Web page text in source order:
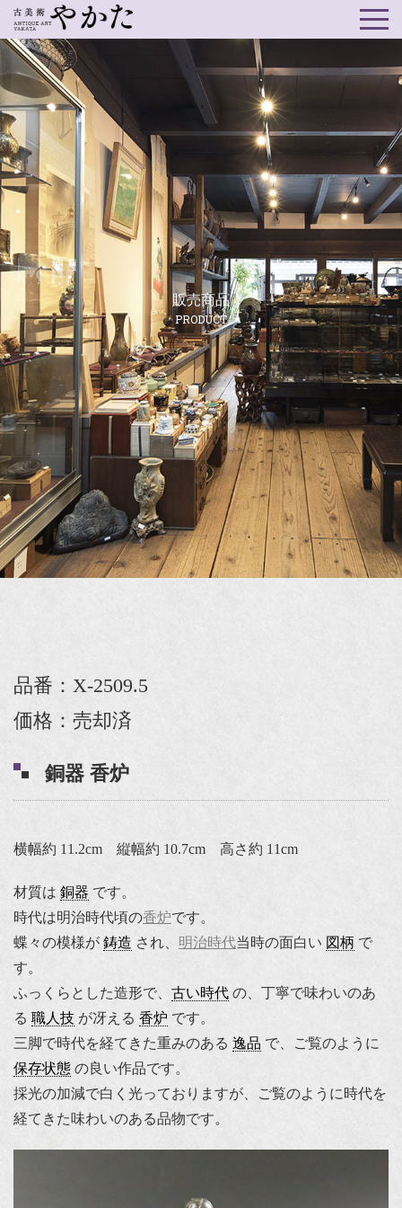
販売商品
PRODUCT
品番：X-2509.5
価格：売却済
銅器 香炉
横幅約 11.2cm 縦幅約 10.7cm 高さ約 11cm
材質は 銅器 です。
時代は明治時代頃の香炉です。
蝶々の模様が 鋳造 され、 明治時代当時の面白い 図柄 で
す。
ふっくらとした造形で、 古い時代 の、丁寧で味わいのあ
る 職人技 が冴える 香炉 です。
三脚で時代を経てきた重みのある 逸品 で、ご覧のように
保存状態 の良い作品です。
採光の加減で白く光っておりますが、ご覧のように時代を
経てきた味わいのある品物です。